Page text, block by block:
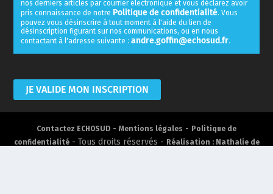
Contactez ECHOSUD-Mentions légales
confidentialité- Tous droits réservés -